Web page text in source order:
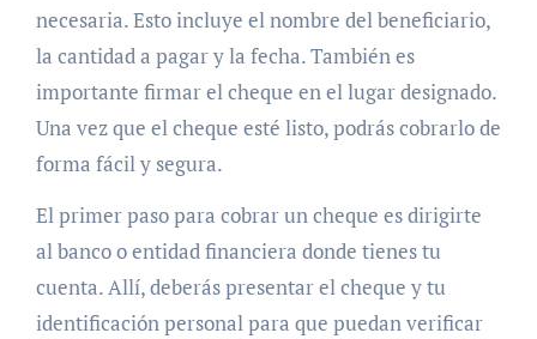
necesaria. Esto incluye el nombre del beneficiario,
la cantidad a pagar y la fecha. También es
importante firmar el cheque en el lugar designado.
Una vez que el cheque esté listo, podrás cobrarlo de
forma fácil y segura.
El primer paso para cobrar un cheque es dirigirte
al banco o entidad financiera donde tienes tu
cuenta. Allí, deberás presentar el cheque y tu
identificación personal para que puedan verificar